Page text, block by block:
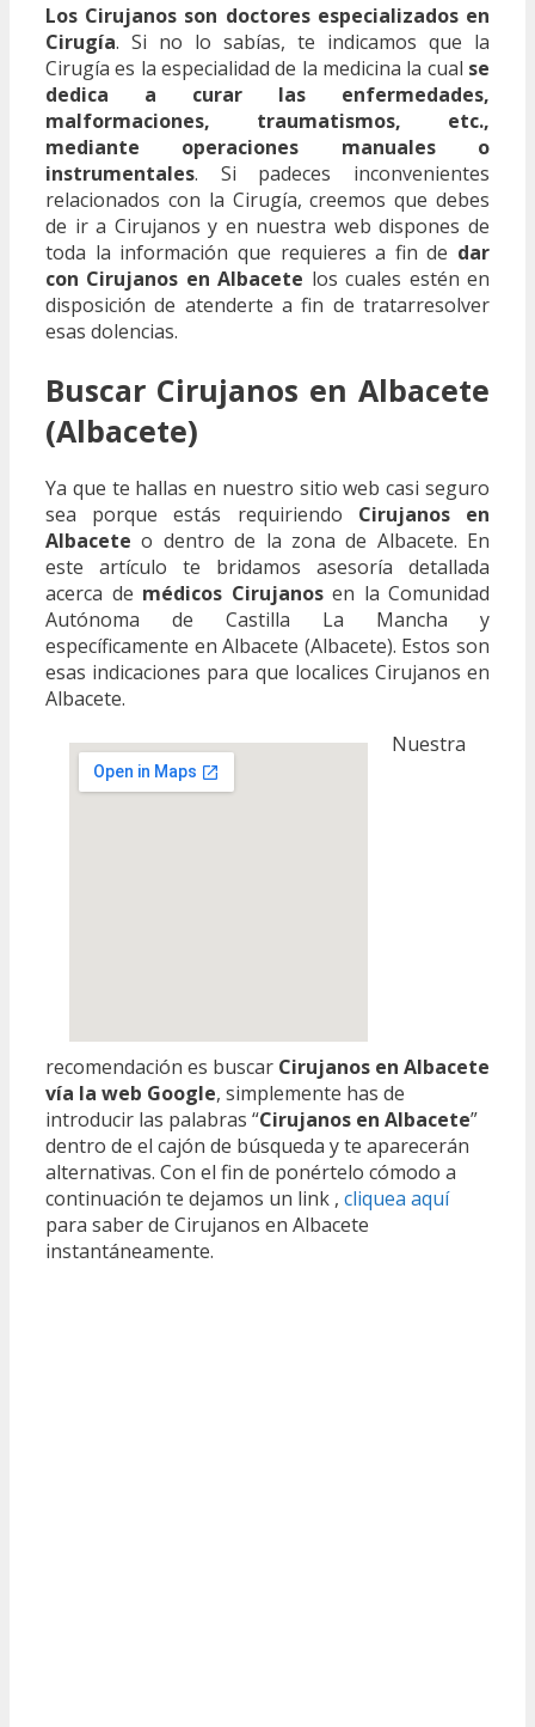
Los Cirujanos son doctores especializados en
Cirugía. Si no lo sabías, te indicamos que la
Cirugía es la especialidad de la medicina la cual se
dedica a curar las enfermedades,
malformaciones, traumatismos, etc.,
mediante operaciones manuales o
instrumentales. Si padeces inconvenientes
relacionados con la Cirugía, creemos que debes
de ir a Cirujanos y en nuestra web dispones de
toda la información que requieres a fin de dar
con Cirujanos en Albacete los cuales estén en
disposición de atenderte a fin de tratarresolver
esas dolencias.
Buscar Cirujanos en Albacete
(Albacete)
Ya que te hallas en nuestro sitio web casi seguro
sea porque estás requiriendo Cirujanos en
Albacete o dentro de la zona de Albacete. En
este artículo te bridamos asesoría detallada
acerca de médicos Cirujanosen la Comunidad
Autónoma de Castilla La Mancha y
específicamente en Albacete (Albacete). Estos son
esas indicaciones para que localices Cirujanos en
Albacete.
Nuestra
recomendación es buscar Cirujanos en Albacete
vía la web Google, simplemente has de
introducir las palabras “Cirujanos en Albacete”
dentro de el cajón de búsqueda y te aparecerán
alternativas. Con el fin de ponértelo cómodo a
continuación te dejamos un link , cliquea aquí
para saber de Cirujanos en Albacete
instantáneamente.